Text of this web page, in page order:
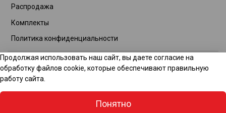
Распродажа
Комплекты
Политика конфиденциальности
© 2026 Интернет-магазин TITOOL GROUP. Все права защищены.
Данное предложение не является публичной офертой.
Производитель вправе изменять состав комплектации без
уведомления. Возможны технические изменения и ошибки. Для
получения уточненной информации звоните по телефону: +7(727)
Продолжая использовать наш сайт, вы даете согласие на
обработку файлов cookie, которые обеспечивают правильную
работу сайта.
Понятно